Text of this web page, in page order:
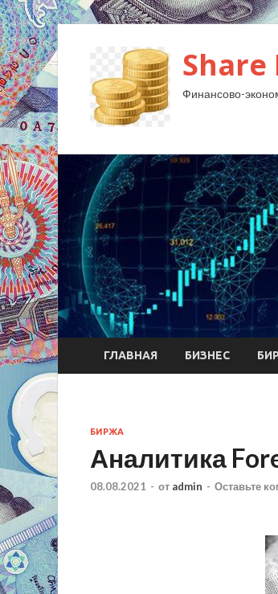
Share
Финансово-
ГЛАВНАЯ БИЗНЕС
БИРЖА
Аналитика
08.08.2021 - от admin - Оставьте